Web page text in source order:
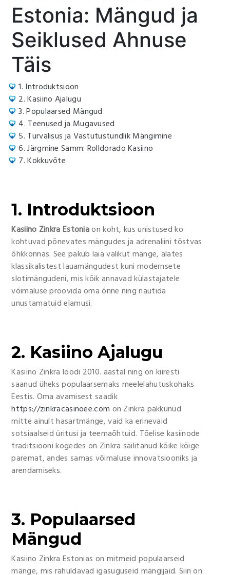
Estonia: Mängud ja
Seiklused Ahnuse
Täis
1. Introduktsioon
2. Kasiino Ajalugu
3. Populaarsed Mängud
4. Teenused ja Mugavused
5. Turvalisus ja Vastutustundlik Mängimine
6. Järgmine Samm: Rolldorado Kasiino
7. Kokkuvõte
1. Introduktsioon
Kasiino Zinkra Estoniaon koht, kus unistused ko
kohtuvad põnevates mängudes ja adrenaliini tõstvas
õhkkonnas. See pakub laia valikut mänge, alates
klassikalistest lauamängudest kuni modernsete
slotimängudeni, mis kõik annavad külastajatele
võimaluse proovida oma õnne ning nautida
unustamatuid elamusi.
2. Kasiino Ajalugu
Kasiino Zinkra loodi 2010. aastal ning on kiiresti
saanud üheks populaarsemaks meelelahutuskohaks
Eestis. Oma avamisest saadik
https://zinkracasinoee.com on Zinkra pakkunud
mitte ainult hasartmänge, vaid ka erinevaid
sotsiaalseid üritusi ja teemaõhtuid. Tõelise kasiinode
traditsiooni kogedes on Zinkra säilitanud kõike kõige
paremat, andes samas võimaluse innovatsiooniks ja
arendamiseks.
3. Populaarsed
Mängud
Kasiino Zinkra Estonias on mitmeid populaarseid
mänge, mis rahuldavad igasuguseid mängijaid. Siin on